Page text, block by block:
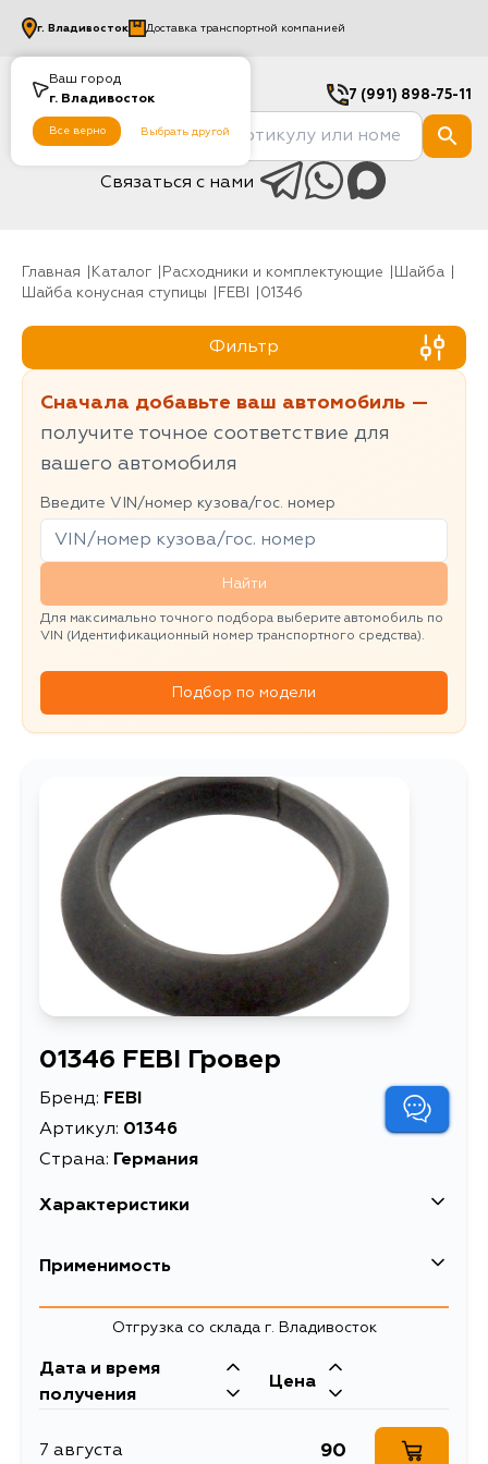
Ваш город
г. Владивосток
Все верно Выбрать другой
г. Владивосток Доставка транспортной компанией
7 (991) 898-75-11
Связаться с нами
Главная Каталог Расходники и комплектующие
шайба
Шайба конусная ступицы
FEBI 01346
Фильтр
Сначала добавьте ваш автомобиль —
получите точное соответствие для
вашего автомобиля
Введите VIN/номер кузова/гос. номер
Найти
Для максимально точного подбора выберите автомобиль по
VIN (Идентификационный номер транспортного средства).
Подбор по модели
01346 FEBI Гровер
Бренд: FEBI
Артикул: 01346
Страна: Германия
Характеристики
EAN-13
мм, Вес: 0,012 кг,
22,2 мм, Высота или
толщина: 5,5 мм, Для
отработанных газов:
Применимость
Отгрузка со склада г. Владивосток
Дата и время
получения
Цена
7 августа 90